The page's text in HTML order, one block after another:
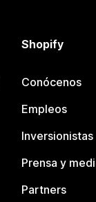
Shopify
Conócenos
Empleos
Inversionistas
Prensa y
Partners